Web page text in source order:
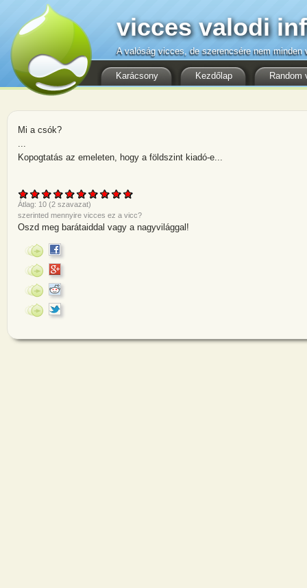
Karácsony Kezdőlap Random
vicces valodi
A valóság vicces, de szerencsére nem minden
Mi a csók?
Kopogtatás az emeleten, hogy a földszint kiadó-e...
Átlag: 10 (2 szavazat)
szerinted mennyire vicces ez a vicc?
Oszd meg barátaiddal vagy a nagyvilággal!